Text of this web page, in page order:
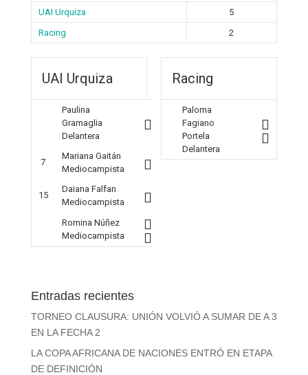
UAI Urquiza
5
Racing
2
UAI Urquiza
Paulina
Gramaglia
Delantera
7
Mariana Gaitán
Mediocampista
15
Daiana Falfan
Mediocampista
Romina Núñez
Mediocampista
Racing
Paloma
Fagiano
Portela
Delantera
Entradas recientes
TORNEO CLAUSURA: UNIÓN VOLVIÓ A SUMAR DE A 3
EN LA FECHA 2
LA COPA AFRICANA DE NACIONES ENTRÓ EN ETAPA
DE DEFINICIÓN